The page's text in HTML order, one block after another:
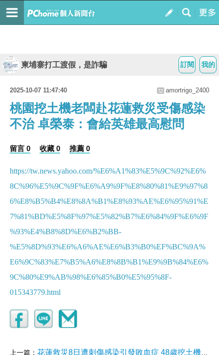
我的
訂閱
柬埔寨打工渡假，是詐騙
2025-10-07 11:47:40 amortrigo_2400
桃園挖土機老闆赴花蓮救災受傷感染
不治 卓榮泰：會給英雄最高慰問
留言 0 收藏 0 推薦 0
https://tw.news.yahoo.com/%E6%A1%83%E5%9C%92%E6%
8C%96%E5%9C%9F%E6%A9%9F%E8%80%81%E9%97%8
6%E8%B5%B4%E8%8A%B1%E8%93%AE%E6%95%91%E
7%81%BD%E5%8F%97%E5%82%B7%E6%84%9F%E6%9F
%93%E4%B8%8D%E6%B2%BB-
%E5%8D%93%E6%A6%AE%E6%B3%B0%EF%BC%9A%
E6%9C%83%E7%B5%A6%E8%8B%B1%E9%9B%84%E6%
9C%80%E9%AB%98%E6%85%B0%E5%95%8F-
015343779.html
上一篇： 花蓮救災8日遭刺傷感染引發敗血症 48歲挖土機老闆中秋夜過世